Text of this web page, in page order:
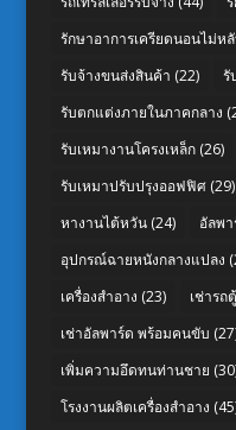
รักษาอาการเครียดนอนไม่ห
รับจ้างขนส่งสินค้า (22) รั
รับตกแต่งภายในภาคกลาง
รับเหมางานโครงเหล็ก(26)
รับเหมาปรับปรุงออฟฟิศ(29)
หางานไต้หวัน(24) อัลพา
อุปกรณ์ฉายหนังกลางแปลง
เครื่องสำอาง (23) เช่ารถ
เช่าอัลพาร์ด พร้อมคนขับ
เพิ่มความอึดทนท่านชาย
โรงงานผลิตเครื่องสำอาง